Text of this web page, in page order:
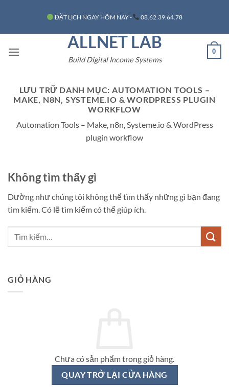
nội
ĐẶT LỊCH NGAY HÔM NAY - 08.62.39.64.78
ALLNET LAB
Build Digital Income Systems
0
LƯU TRỮ DANH MỤC: AUTOMATION TOOLS –
MAKE, N8N, SYSTEME.IO & WORDPRESS PLUGIN
WORKFLOW
Automation Tools – Make, n8n, Systeme.io & WordPress
plugin workflow
Không tìm thấy gì
Dường như chúng tôi không thể tìm thấy những gì bạn đang
tìm kiếm. Có lẽ tìm kiếm có thể giúp ích.
GIỎ HÀNG
Chưa có sản phẩm trong giỏ hàng.
QUAY TRỞ LẠI CỬA HÀNG